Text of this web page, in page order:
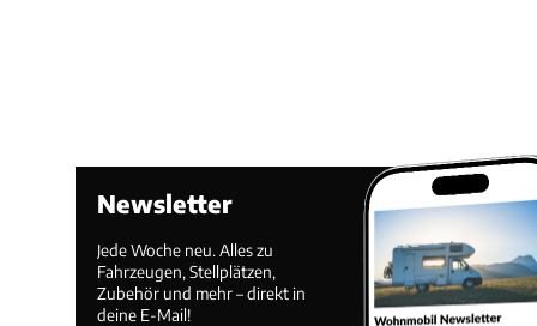
Newsletter
Jede Woche neu. Alles zu
Fahrzeugen, Stellplätzen,
Zubehör und mehr – direkt in
deine E-Mail!